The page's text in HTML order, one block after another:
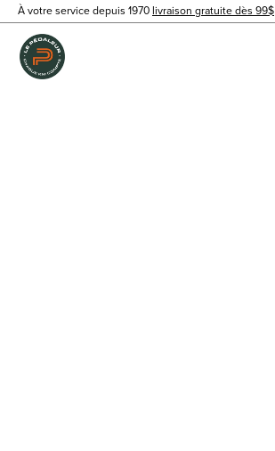
À votre service depuis 1970 livraison gratuite dès 99$